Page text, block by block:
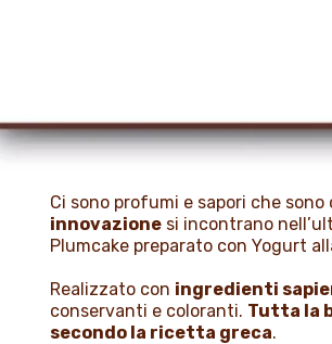
Ci sono profumi e sapori che
innovazione si incontrano
Plumcake preparato con Yogurt
Realizzato con ingredienti
conservanti e coloranti. Tutta la
secondo la ricetta greca.